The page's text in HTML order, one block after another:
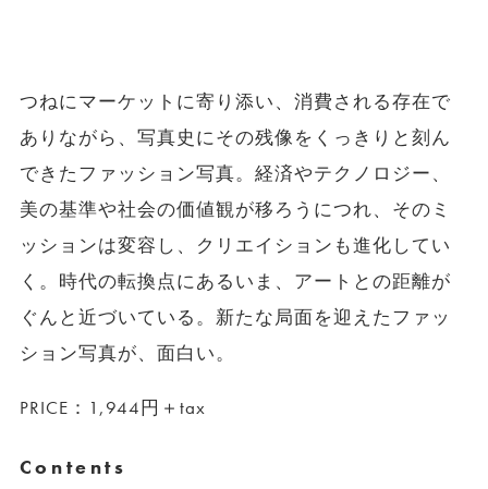
つねにマーケットに寄り添い、消費される存在で
ありながら、写真史にその残像をくっきりと刻ん
できたファッション写真。経済やテクノロジー、
美の基準や社会の価値観が移ろうにつれ、そのミ
ッションは変容し、クリエイションも進化してい
く。時代の転換点にあるいま、アートとの距離が
ぐんと近づいている。新たな局面を迎えたファッ
ション写真が、面白い。
PRICE：1,944円＋tax
Contents